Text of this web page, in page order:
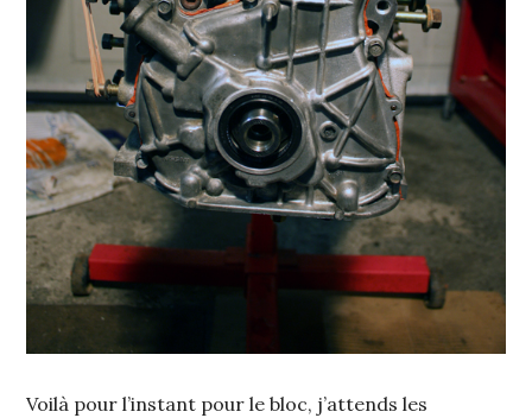
Voilà pour l’instant pour le bloc, j’attends les